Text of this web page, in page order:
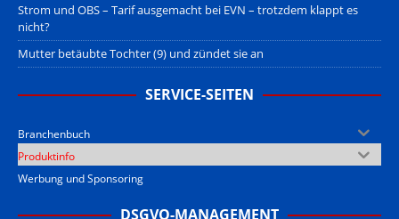
Strom und OBS – Tarif ausgemacht bei EVN – trotzdem klappt es
nicht?
Mutter betäubte Tochter (9) und zündet sie an
SERVICE-SEITEN
Branchenbuch
Produktinfo
Werbung und Sponsoring
DSGVO-MANAGEMENT